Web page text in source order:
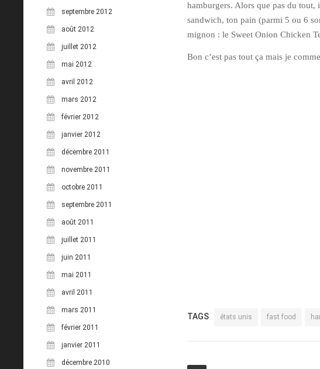
septembre 2012
août 2012
juillet 2012
mai 2012
avril 2012
mars 2012
février 2012
janvier 2012
décembre 2011
novembre 2011
octobre 2011
septembre 2011
août 2011
juillet 2011
juin 2011
mai 2011
avril 2011
mars 2011
février 2011
janvier 2011
décembre 2010
hamburgers. Alors que pas du tout,
sandwich, ton pain (parmi 5 ou 6
mignon : le Sweet Onion Chicken
Bon c’est pas tout ça mais je
TAGS états unis fast food